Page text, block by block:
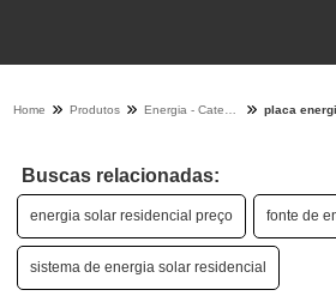
Home Produtos
Buscas relacionadas:
energia solar residencial preço fonte de
sistema de energia solar residencial